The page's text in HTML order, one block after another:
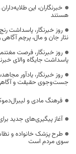
خبرنگاران، این
هستند
روز خبرنگار، پاسداشت
نثار جان و مال، پرچم
روز خبرنگار، فرصت
پاسداشت جایگاه والای
روز خبرنگار، یادآور
جست‌وجوی حقیقت و
فرهنگ مادی و
آغاز پیگیری‌های جدید
طرح پزشک خانواده و
سوی مردم است